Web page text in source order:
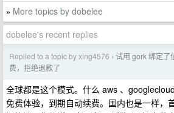
» More topics by dobelee
dobelee's recent replies
Replied to a topic by xing4576 › 试用 gork 绑定了
费，拒绝退款了
全球都是这个模式。什么 aws 、
免费体验，到期自动续费。国内也是一样，